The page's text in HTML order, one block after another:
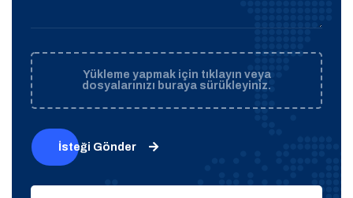
Yükleme yapmak için tıklayın veya
dosyalarınızı buraya sürükleyiniz.
İsteği Gönder